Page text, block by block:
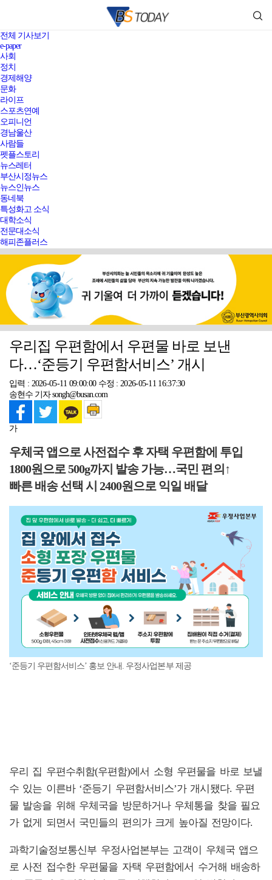
전체 기사보기
e-paper
사회
정치
경제해양
문화
라이프
스포츠연예
오피니언
경남울산
사람들
펫플스토리
뉴스레터
부산시정뉴스
뉴스인뉴스
동네북
특성화고 소식
대학소식
전문대소식
해피존플러스
우리집 우편함에서 우편물 바로 보낸
다…‘준등기 우편함서비스’ 개시
입력 : 2026-05-11 09:00:00 수정 : 2026-05-11 16:37:30
송현수 기자 songh@busan.com
가
우체국 앱으로 사전접수 후 자택 우편함에 투입
1800원으로 500g까지 발송 가능…국민 편의↑
빠른 배송 선택 시 2400원으로 익일 배달
‘준등기 우편함서비스’ 홍보 안내. 우정사업본부 제공
우리 집 우편수취함(우편함)에서 소형 우편물을 바로 보낼
수 있는 이른바 ‘준등기 우편함서비스’가 개시됐다. 우편
물 발송을 위해 우체국을 방문하거나 우체통을 찾을 필요
가 없게 되면서 국민들의 편의가 크게 높아질 전망이다.
과학기술정보통신부 우정사업본부는 고객이 우체국 앱으
로 사전 접수한 우편물을 자택 우편함에서 수거해 배송하